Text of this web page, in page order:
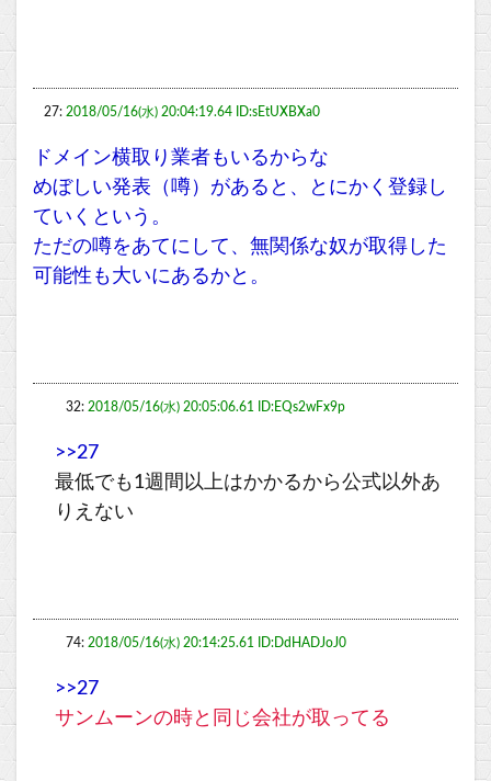
27: 2018/05/16(水) 20:04:19.64 ID:sEtUXBXa0
ドメイン横取り業者もいるからな
めぼしい発表（噂）があると、とにかく登録し
ていくという。
ただの噂をあてにして、無関係な奴が取得した
可能性も大いにあるかと。
32: 2018/05/16(水) 20:05:06.61 ID:EQs2wFx9p
>>27
最低でも1週間以上はかかるから公式以外あ
りえない
74: 2018/05/16(水) 20:14:25.61 ID:DdHADJoJ0
>>27
サンムーンの時と同じ会社が取ってる